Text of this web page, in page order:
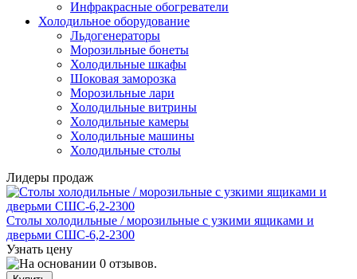
Инфракрасные обогреватели
Холодильное оборудование
Льдогенераторы
Морозильные бонеты
Холодильные шкафы
Шоковая заморозка
Морозильные лари
Холодильные витрины
Холодильные камеры
Холодильные машины
Холодильные столы
Лидеры продаж
Столы холодильные / морозильные с узкими ящиками и
дверьми СШС-6,2-2300
Узнать цену